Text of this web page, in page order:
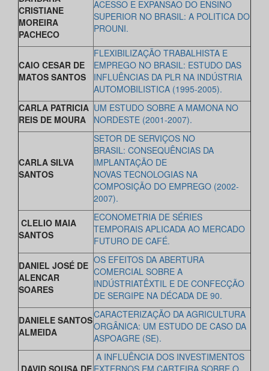
CRISTIANE
MOREIRA
PACHECO
ACESSO E EXPANSAO DO ENSINO
SUPERIOR NO BRASIL: A POLITICA DO
PROUNI.
CAIO CESAR DE
MATOS SANTOS
FLEXIBILIZAÇÃO TRABALHISTA E
EMPREGO NO BRASIL: ESTUDO DAS
INFLUÊNCIAS DA PLR NA INDÚSTRIA
AUTOMOBILISTICA (1995-2005).
CARLA PATRICIA
REIS DE MOURA
UM ESTUDO SOBRE A MAMONA NO
NORDESTE (2001-2007).
CARLA SILVA
SANTOS
SETOR DE SERVIÇOS NO
BRASIL: CONSEQUÊNCIAS DA
IMPLANTAÇÃO DE
NOVAS TECNOLOGIAS NA
COMPOSIÇÃO DO EMPREGO (2002-
2007).
CLELIO MAIA
SANTOS
ECONOMETRIA DE SÉRIES
TEMPORAIS APLICADA AO MERCADO
FUTURO DE CAFÉ.
DANIEL JOSÉ DE
ALENCAR
SOARES
OS EFEITOS DA ABERTURA
COMERCIAL SOBRE A
INDÚSTRIATÊXTIL E DE CONFECÇÃO
DE SERGIPE NA DÉCADA DE 90.
DANIELE SANTOS
ALMEIDA
CARACTERIZAÇÃO DA AGRICULTURA
ORGÂNICA: UM ESTUDO DE CASO DA
ASPOAGRE (SE).
A INFLUÊNCIA DOS INVESTIMENTOS